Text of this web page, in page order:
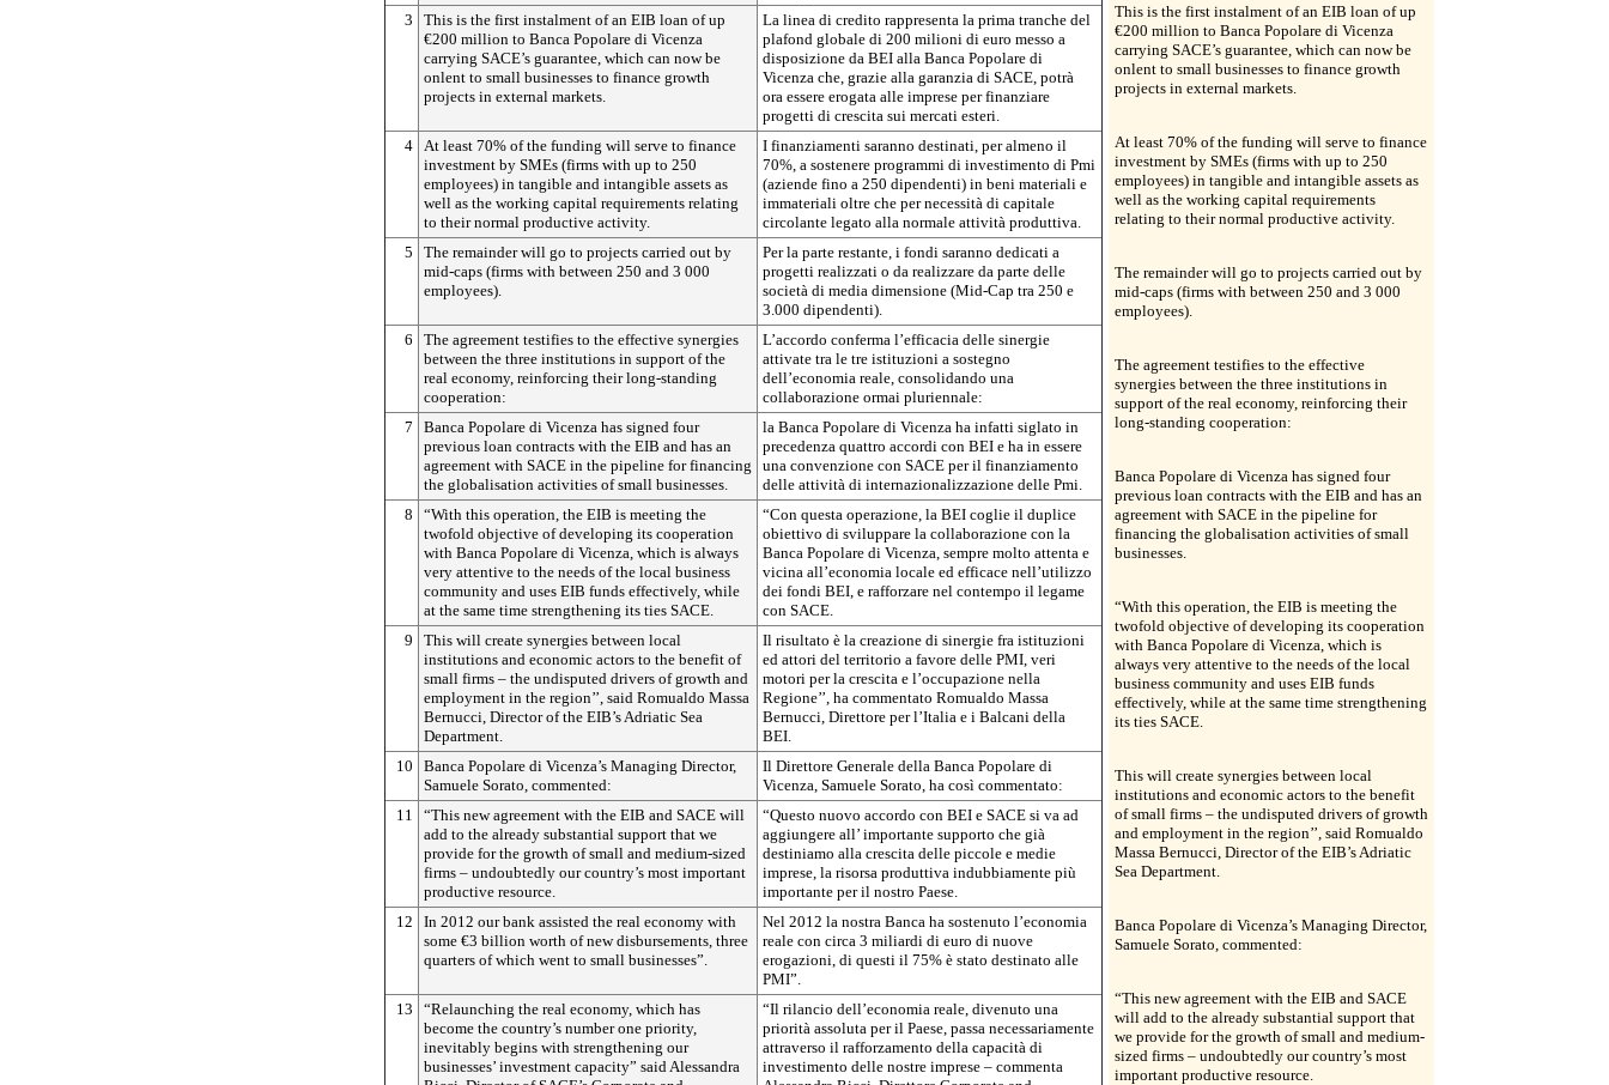
3
This is the first instalment of an EIB loan of up
€200 million to Banca Popolare di Vicenza
carrying SACE’s guarantee, which can now be
onlent to small businesses to finance growth
projects in external markets.
La linea di credito rappresenta la prima tranche del
plafond globale di 200 milioni di euro messo a
disposizione da BEI alla Banca Popolare di
Vicenza che, grazie alla garanzia di SACE, potrà
ora essere erogata alle imprese per finanziare
progetti di crescita sui mercati esteri.
4 At least 70% of the funding will serve to finance
investment by SMEs (firms with up to 250
employees) in tangible and intangible assets as
well as the working capital requirements relating
to their normal productive activity.
I finanziamenti saranno destinati, per almeno il
70%, a sostenere programmi di investimento di Pmi
(aziende fino a 250 dipendenti) in beni materiali e
immateriali oltre che per necessità di capitale
circolante legato alla normale attività produttiva.
5
The remainder will go to projects carried out by
mid-caps (firms with between 250 and 3 000
employees).
Per la parte restante, i fondi saranno dedicati a
progetti realizzati o da realizzare da parte delle
società di media dimensione (Mid-Cap tra 250 e
3.000 dipendenti).
6
The agreement testifies to the effective synergies
between the three institutions in support of the
real economy, reinforcing their long-standing
cooperation:
L’accordo conferma l’efficacia delle sinergie
attivate tra le tre istituzioni a sostegno
dell’economia reale, consolidando una
collaborazione ormai pluriennale:
7
Banca Popolare di Vicenza has signed four
previous loan contracts with the EIB and has an
agreement with SACE in the pipeline for financing
the globalisation activities of small businesses.
la Banca Popolare di Vicenza ha infatti siglato in
precedenza quattro accordi con BEI e ha in essere
una convenzione con SACE per il finanziamento
delle attività di internazionalizzazione delle Pmi.
8
“With this operation, the EIB is meeting the
twofold objective of developing its cooperation
with Banca Popolare di Vicenza, which is always
very attentive to the needs of the local business
community and uses EIB funds effectively, while
at the same time strengthening its ties SACE.
“Con questa operazione, la BEI coglie il duplice
obiettivo di sviluppare la collaborazione con la
Banca Popolare di Vicenza, sempre molto attenta e
vicina all’economia locale ed efficace nell’utilizzo
dei fondi BEI, e rafforzare nel contempo il legame
con SACE.
9
This will create synergies between local
institutions and economic actors to the benefit of
small firms – the undisputed drivers of growth and
employment in the region’’, said Romualdo Massa
Bernucci, Director of the EIB’s Adriatic Sea
Department.
Il risultato è la creazione di sinergie fra istituzioni
ed attori del territorio a favore delle PMI, veri
motori per la crescita e l’occupazione nella
Regione’’, ha commentato Romualdo Massa
Bernucci, Direttore per l’Italia e i Balcani della
BEI.
10
Banca Popolare di Vicenza’s Managing Director,
Samuele Sorato, commented:
Il Direttore Generale della Banca Popolare di
Vicenza, Samuele Sorato, ha così commentato:
11
“This new agreement with the EIB and SACE will
add to the already substantial support that we
provide for the growth of small and medium-sized
firms – undoubtedly our country’s most important
productive resource.
“Questo nuovo accordo con BEI e SACE si va ad
aggiungere all’ importante supporto che già
destiniamo alla crescita delle piccole e medie
imprese, la risorsa produttiva indubbiamente più
importante per il nostro Paese.
12
In 2012 our bank assisted the real economy with
some €3 billion worth of new disbursements, three
quarters of which went to small businesses”.
Nel 2012 la nostra Banca ha sostenuto l’economia
reale con circa 3 miliardi di euro di nuove
erogazioni, di questi il 75% è stato destinato alle
PMI”.
13
“Relaunching the real economy, which has
become the country’s number one priority,
inevitably begins with strengthening our
businesses’ investment capacity” said Alessandra
“Il rilancio dell’economia reale, divenuto una
priorità assoluta per il Paese, passa necessariamente
attraverso il rafforzamento della capacità di
investimento delle nostre imprese – commenta
This is the first instalment of an EIB loan of up
€200 million to Banca Popolare di Vicenza
carrying SACE’s guarantee, which can now be
onlent to small businesses to finance growth
projects in external markets.
At least 70% of the funding will serve to finance
investment by SMEs (firms with up to 250
employees) in tangible and intangible assets as
well as the working capital requirements
relating to their normal productive activity.
The remainder will go to projects carried out by
mid-caps (firms with between 250 and 3 000
employees).
The agreement testifies to the effective
synergies between the three institutions in
support of the real economy, reinforcing their
long-standing cooperation:
Banca Popolare di Vicenza has signed four
previous loan contracts with the EIB and has an
agreement with SACE in the pipeline for
financing the globalisation activities of small
businesses.
“With this operation, the EIB is meeting the
twofold objective of developing its cooperation
with Banca Popolare di Vicenza, which is
always very attentive to the needs of the local
business community and uses EIB funds
effectively, while at the same time strengthening
its ties SACE.
This will create synergies between local
institutions and economic actors to the benefit
of small firms – the undisputed drivers of growth
and employment in the region’’, said Romualdo
Massa Bernucci, Director of the EIB’s Adriatic
Sea Department.
Banca Popolare di Vicenza’s Managing Director,
Samuele Sorato, commented:
“This new agreement with the EIB and SACE
will add to the already substantial support that
we provide for the growth of small and medium-
sized firms – undoubtedly our country’s most
important productive resource.